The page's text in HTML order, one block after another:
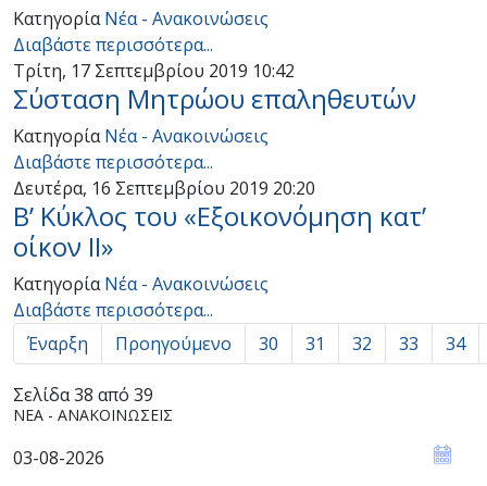
Κατηγορία Νέα - Ανακοινώσεις
Διαβάστε περισσότερα...
Τρίτη, 17 Σεπτεμβρίου 2019 10:42
Σύσταση Μητρώου επαληθευτών
Κατηγορία Νέα - Ανακοινώσεις
Διαβάστε περισσότερα...
Δευτέρα, 16 Σεπτεμβρίου 2019 20:20
Β’ Κύκλος του «Εξοικονόμηση κατ’
οίκον ΙΙ»
Κατηγορία Νέα - Ανακοινώσεις
Διαβάστε περισσότερα...
Έναρξη
Προηγούμενο 30 31 32 33 34
Σελίδα 38 από 39
ΝΈΑ - ΑΝΑΚΟΙΝΏΣΕΙΣ
03-08-2026